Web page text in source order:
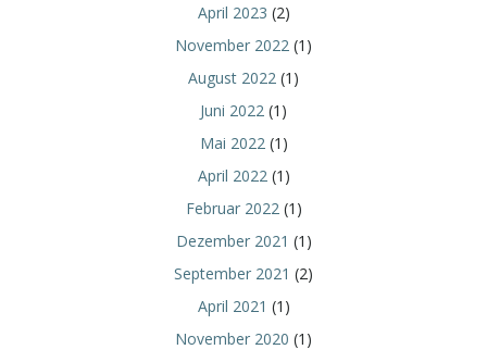
April 2023 (2)
November 2022 (1)
August 2022 (1)
Juni 2022 (1)
Mai 2022(1)
April 2022(1)
Februar 2022(1)
Dezember 2021 (1)
September 2021 (2)
April 2021 (1)
November 2020 (1)